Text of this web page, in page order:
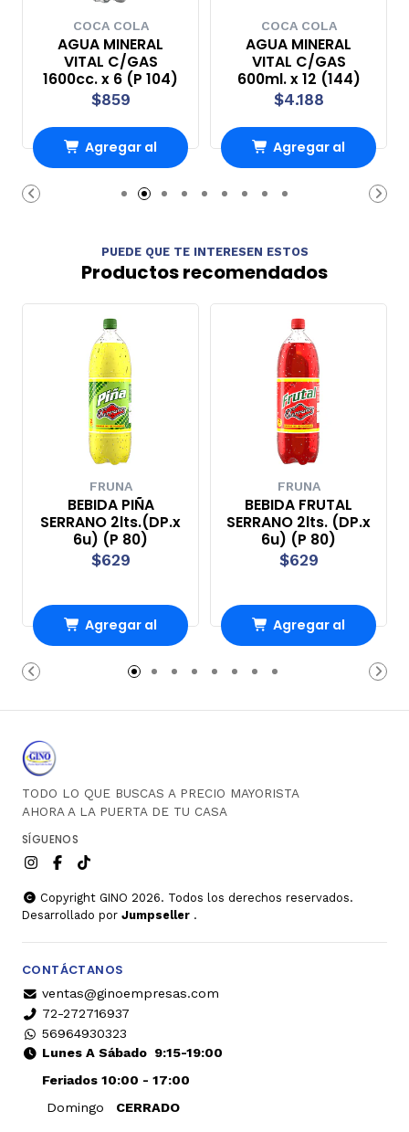
COCA COLA
AGUA MINERAL
VITAL C/GAS
1600cc. x 6 (P 104)
$859
Agregar al
carrito
COCA COLA
AGUA MINERAL
VITAL C/GAS
600ml. x 12 (144)
$4.188
Agregar al
carrito
PUEDE QUE TE INTERESEN ESTOS
Productos recomendados
FRUNA
BEBIDA PIÑA
SERRANO 2lts.(DP.x
6u) (P 80)
$629
Agregar al
carrito
FRUNA
BEBIDA FRUTAL
SERRANO 2lts. (DP.x
6u) (P 80)
$629
Agregar al
carrito
TODO LO QUE BUSCAS A PRECIO MAYORISTA
AHORA A LA PUERTA DE TU CASA
SÍGUENOS
Copyright GINO 2026. Todos los derechos reservados.
Desarrollado por Jumpseller .
CONTÁCTANOS
ventas@ginoempresas.com
72-272716937
56964930323
Lunes A Sábado9:15-19:00
Feriados 10:00 - 17:00
Domingo
CERRADO